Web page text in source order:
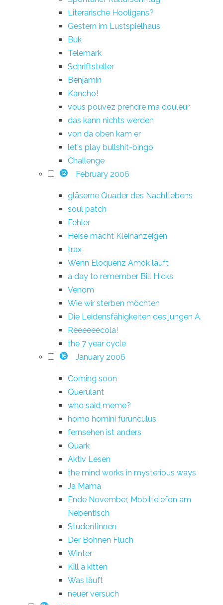
Literarische Hooligans?
Gestern im Lustspielhaus
Buk
Telemark
Schriftsteller
Benjamin
Kancho!
vous pouvez prendre ma douleur
das kann nichts werden
von da oben kam er
let's play bullshit-bingo
Challenge
12 February 2006
gläserne Quader des Nachtlebens
soul patch
Fehler
Heise macht Kleinanzeigen
trax
Wenn Eloquenz Amok läuft
a day to remember Bill Hicks
Venom
Wie wir sterben möchten
Die Leidensfähigkeiten des jungen A.
Reeeeeecola!
the 7 year cycle
16 January 2006
Coming soon
Querulant
who said meme?
homo homini furunculus
fernsehen ist anders
Quark
Aktiv Lesen
the mind works in mysterious ways
Ja Mama
Ende November, Mobiltelefon am
Nebentisch
Studentinnen
Der Bohnen Fluch
Winter
Kill a kitten
Was läuft
neuer versuch